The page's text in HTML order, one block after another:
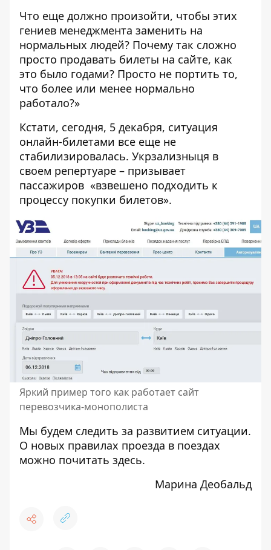
Что еще должно произойти, чтобы этих
гениев менеджмента заменить на
нормальных людей? Почему так сложно
просто продавать билеты на сайте, как
это было годами? Просто не портить то,
что более или менее нормально
работало?»
Кстати, сегодня, 5 декабря, ситуация
онлайн-билетами все еще не
стабилизировалась. Укрзализныця в
своем репертуаре – призывает
пассажиров «взвешено подходить к
процессу покупки билетов».
Яркий пример того как работает сайт
перевозчика-монополиста
Мы будем следить за развитием ситуации.
О новых правилах проезда в поездах
можно почитать здесь.
Марина Деобальд